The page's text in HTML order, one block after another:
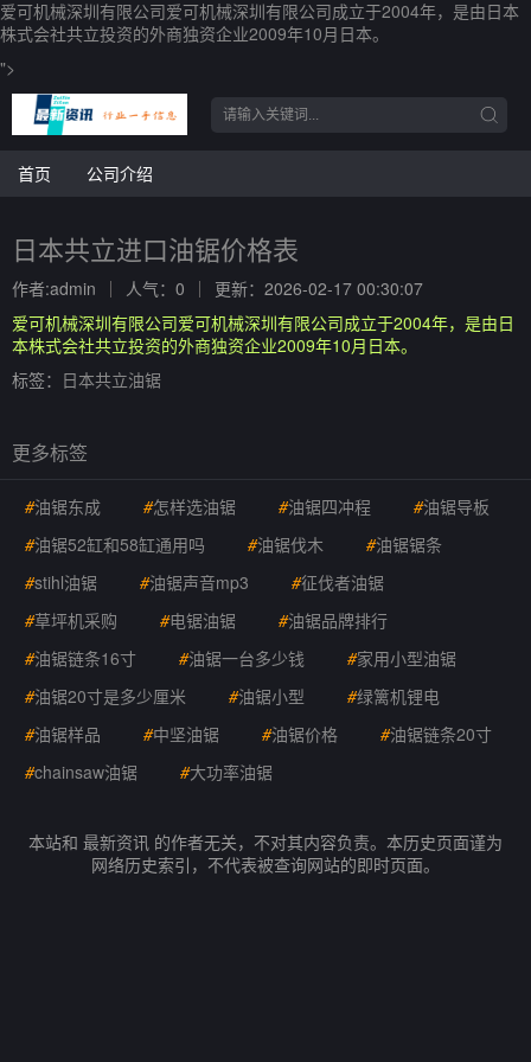
爱可机械深圳有限公司爱可机械深圳有限公司成立于2004年，是由日本
株式会社共立投资的外商独资企业2009年10月日本。
">
首页 公司介绍
日本共立进口油锯价格表
作者:admin 人气：0
更新：2026-02-17 00:30:07
爱可机械深圳有限公司爱可机械深圳有限公司成立于2004年，是由日
本株式会社共立投资的外商独资企业2009年10月日本。
标签： 日本共立油锯
更多标签
#油锯东成 #怎样选油锯 #油锯四冲程 #油锯导板
#油锯52缸和58缸通用吗 #油锯伐木 #油锯锯条
#stihl油锯 #油锯声音mp3 #征伐者油锯
#草坪机采购 #电锯油锯 #油锯品牌排行
#油锯链条16寸 #油锯一台多少钱 #家用小型油锯
#油锯20寸是多少厘米 #油锯小型 #绿篱机锂电
#油锯样品 #中坚油锯 #油锯价格 #油锯链条20寸
#chainsaw油锯 #大功率油锯
本站和 最新资讯 的作者无关，不对其内容负责。本历史页面谨为
网络历史索引，不代表被查询网站的即时页面。